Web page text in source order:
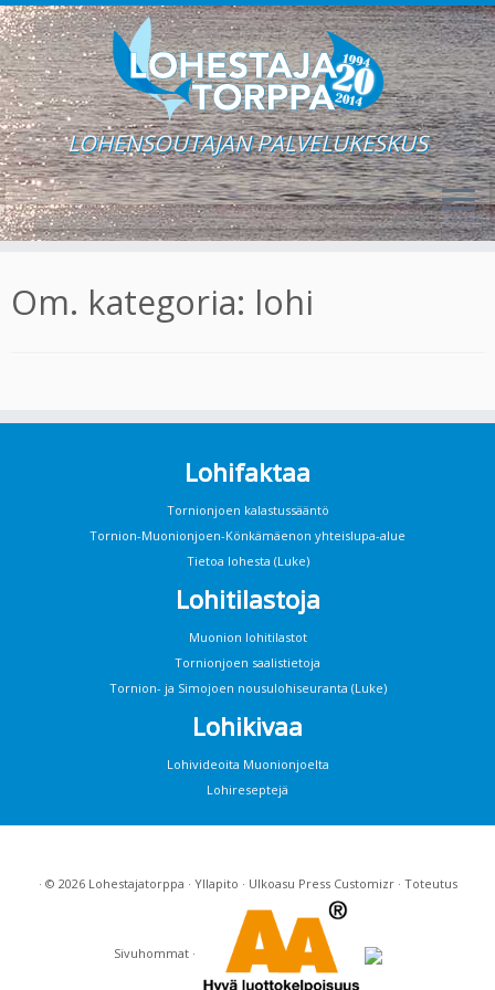
content
LOHENSOUTAJAN PALVELUKESKUS
Om. kategoria: lohi
Lohifaktaa
Tornionjoen kalastussääntö
Tornion-Muonionjoen-Könkämäenon yhteislupa-alue
Tietoa lohesta (Luke)
Lohitilastoja
Muonion lohitilastot
Tornionjoen saalistietoja
Tornion- ja Simojoen nousulohiseuranta (Luke)
Lohikivaa
Lohivideoita Muonionjoelta
Lohireseptejä
· © 2026 Lohestajatorppa · Yllapito · Ulkoasu Press Customizr· Toteutus
Sivuhommat·